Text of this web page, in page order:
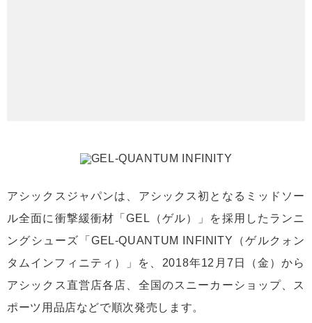
アシックスジャパンは、アシックス初となるミッドソー
ル全面に衝撃緩衝材「GEL（ゲル）」を採用したランニ
ングシューズ「GEL-QUANTUM INFINITY（ゲルクォン
タムインフィニティ）」を、2018年12月7日（金）から
アシックス直営店各店、全国のスニーカーショップ、ス
ポーツ用品店などで順次発売します。